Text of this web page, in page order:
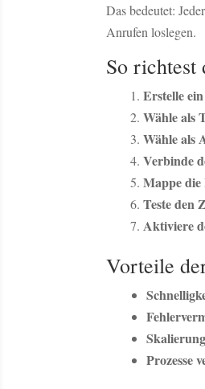
Das bedeutet:
Anrufen loslegen.
So
Erstelle
Wähle als
Wähle als
Verbinde
Mappe die
Teste den
Aktiviere
Vorteile
Prozesse